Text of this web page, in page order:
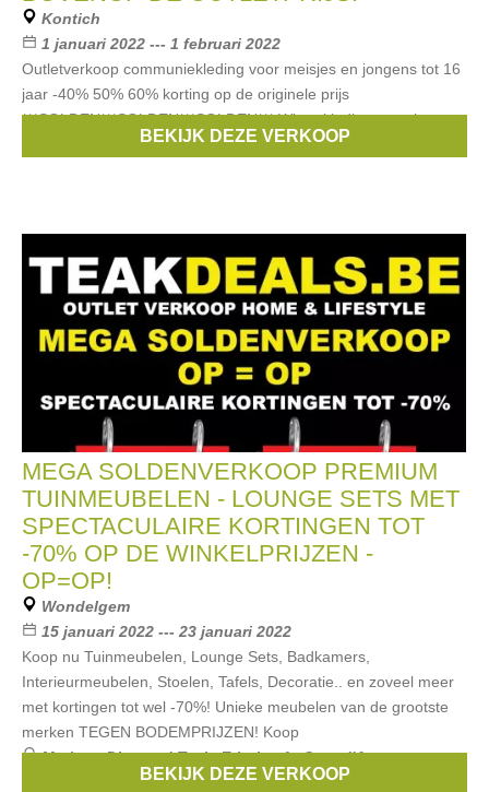
Kontich
1 januari 2022 --- 1 februari 2022
Outletverkoop communiekleding voor meisjes en jongens tot 16
jaar -40% 50% 60% korting op de originele prijs
***SOLDEN***SOLDEN***SOLDEN*** Winterkleding en schoenen
-50% EXTRA KORTING BOVENOP DE
BEKIJK DEZE VERKOOP
MEGA SOLDENVERKOOP PREMIUM
TUINMEUBELEN - LOUNGE SETS MET
SPECTACULAIRE KORTINGEN TOT
-70% OP DE WINKELPRIJZEN -
OP=OP!
Wondelgem
15 januari 2022 --- 23 januari 2022
Koop nu Tuinmeubelen, Lounge Sets, Badkamers,
Interieurmeubelen, Stoelen, Tafels, Decoratie.. en zoveel meer
met kortingen tot wel -70%! Unieke meubelen van de grootste
merken TEGEN BODEMPRIJZEN! Koop
Merken:Diamond Teak,Ethnicraft,Cote d'Azur,
Castle-Line, ...
BEKIJK DEZE VERKOOP